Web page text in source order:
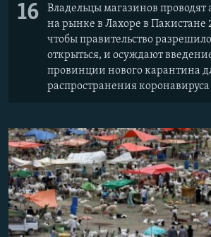
16
Владельцы магазинов проводят
на рынке в Лахоре в Пакистане
чтобы правительство
открыться, и осуждают
провинции нового карантина
распространения коронавируса